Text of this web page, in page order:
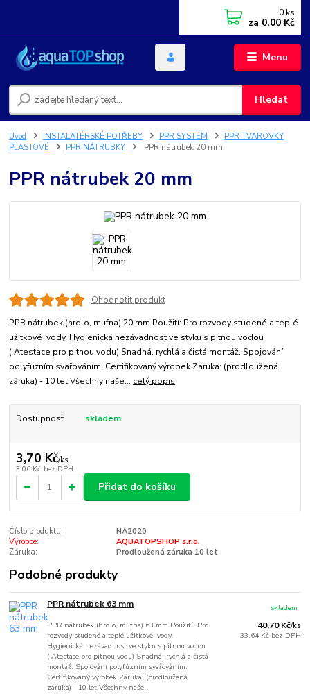
Menu
Hledat
0 ks
za 0,00 Kč
Úvod INSTALATÉRSKÉ POTŘEBY PPR SYSTÉM
PPR TVAROVKY
PLASTOVÉ
PPR NÁTRUBKY PPR nátrubek 20 mm
PPR nátrubek 20 mm
Ohodnotit produkt
PPR nátrubek (hrdlo, mufna) 20 mm Použití: Pro rozvody studené a teplé
užitkové vody. Hygienická nezávadnost ve styku s pitnou vodou
( Atestace pro pitnou vodu) Snadná, rychlá a čistá montáž. Spojování
polyfúzním svařováním. Certifikovaný výrobek Záruka: (prodloužená
záruka) - 10 let Všechny naše... celý popis
Dostupnost skladem
3,70 Kč/ks
3,06 Kč bez DPH
Přidat do košíku
Číslo produktu:
NA2020
Výrobce:
AQUATOPSHOP s.r.o.
Záruka:
Prodloužená záruka 10 let
Podobné produkty
PPR nátrubek 63 mm
PPR nátrubek (hrdlo, mufna) 63 mm Použití: Pro
rozvody studené a teplé užitkové vody.
Hygienická nezávadnost ve styku s pitnou vodou
( Atestace pro pitnou vodu) Snadná, rychlá a čistá
montáž. Spojování polyfúzním svařováním.
Certifikovaný výrobek Záruka: (prodloužená
záruka) - 10 let Všechny naše...
40,70 Kč/ks
33,64 Kč bez DPH
skladem